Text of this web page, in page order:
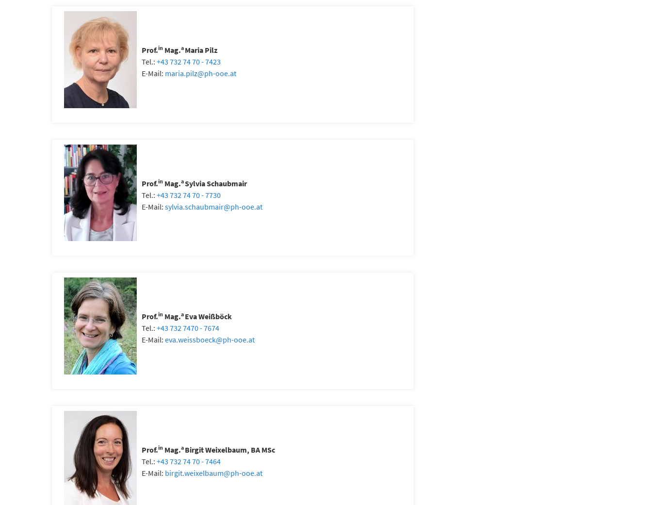
Prof.in Mag.a Maria Pilz
Tel.: +43 732 74 70 - 7423
E-Mail: maria.pilz@ph-ooe.at
Prof.in Mag.aSylvia Schaubmair
Tel.: +43 732 74 70 - 7730
E-Mail: sylvia.schaubmair@ph-ooe.at
Prof.in Mag.a Eva Weißböck
Tel.: +43 732 7470 - 7674
E-Mail: eva.weissboeck@ph-ooe.at
Prof.in Mag.a Birgit Weixelbaum, BA MSc
Tel.: +43 732 74 70 - 7464
E-Mail: birgit.weixelbaum@ph-ooe.at